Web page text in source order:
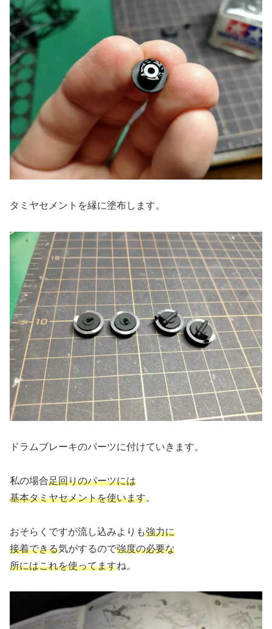
タミヤセメントを縁に塗布します。
ドラムブレーキのパーツに付けていきます。
私の場合足回りのパーツには
基本タミヤセメントを使います。
おそらくですが流し込みよりも強力に
接着できる気がするので強度の必要な
所にはこれを使ってますね。